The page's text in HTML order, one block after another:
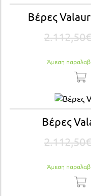
Βέρες
2.112,50€
Άμεση
Βέρες
2.112,50€
Άμεση